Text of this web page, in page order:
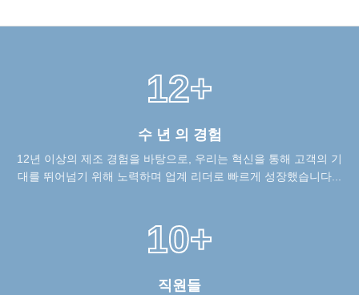
12+
수 년 의 경험
12년 이상의 제조 경험을 바탕으로, 우리는 혁신을 통해 고객의 기
대를 뛰어넘기 위해 노력하며 업계 리더로 빠르게 성장했습니다...
10+
직원들